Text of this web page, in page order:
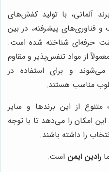
آلمانی، با تولید کفش‌های
و فناوری‌های پیشرفته، در بین
حرفه‌ای شناخته شده است.
از مواد تنفس‌پذیر و مقاوم
و برای استفاده در
مناسب هستند.
متنوع از این برندها و سایر
امکان را می‌دهد تا با توجه
را داشته باشند.
رادین ایمن است.